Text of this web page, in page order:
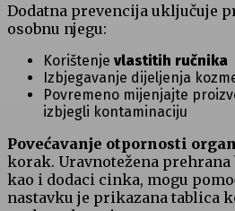
Dodatna prevencija uključuje
osobnu ​njegu:
Korištenje vlastitih⁣ ručnika
Izbjegavanje dijeljenja
Povremeno mijenjajte
izbjegli kontaminaciju
Povećavanje otpornosti
korak.​ Uravnotežena prehrana
kao i dodaci cinka, mogu
nastavku⁤ je prikazana tablica